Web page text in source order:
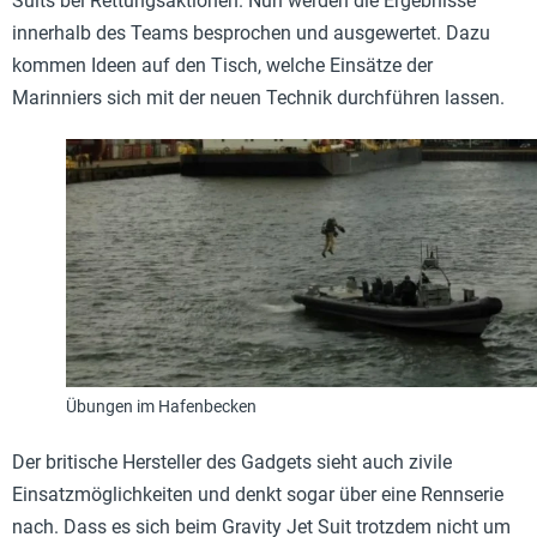
innerhalb des Teams besprochen und ausgewertet. Dazu
kommen Ideen auf den Tisch, welche Einsätze der
Marinniers sich mit der neuen Technik durchführen lassen.
Übungen im Hafenbecken
Der britische Hersteller des Gadgets sieht auch zivile
Einsatzmöglichkeiten und denkt sogar über eine Rennserie
nach. Dass es sich beim Gravity Jet Suit trotzdem nicht um